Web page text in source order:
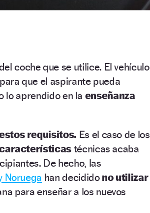
coche que se utilice. El vehículo
que el aspirante pueda
lo aprendido en la enseñanza
requisitos. Es el caso de los
técnicas acaba
De hecho, las
Noruega han decidido no utilizar
para enseñar a los nuevos